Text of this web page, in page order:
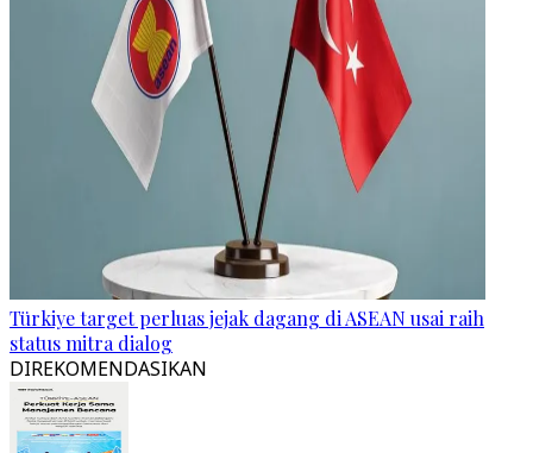
Türkiye target perluas jejak dagang di ASEAN usai raih
status mitra dialog
DIREKOMENDASIKAN